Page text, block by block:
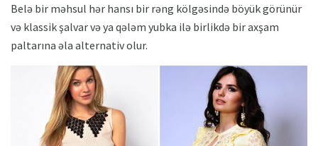
Belə bir məhsul hər hansı bir rəng kölgəsində böyük görünür
və klassik şalvar və ya qələm yubka ilə birlikdə bir axşam
paltarına əla alternativ olur.